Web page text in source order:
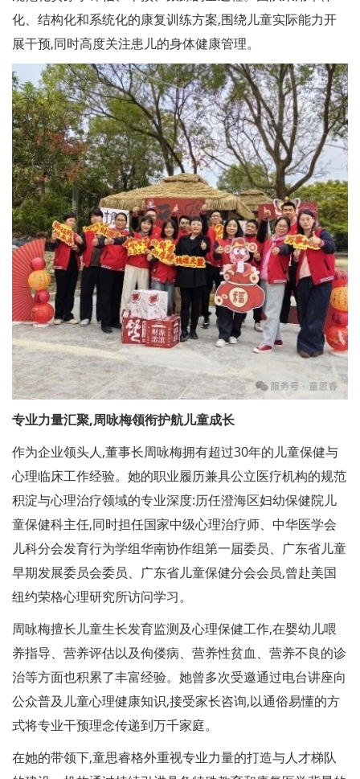
化、结构化和系统化的康复训练方案,围绕儿童实际能力开
展干预,同时高度关注患儿的身体健康管理。
专业力量汇聚,周咏梅领衔护航儿童成长
作为企业领头人,董事长周咏梅拥有超过30年的儿童保健与
心理临床工作经验。她的职业履历兼具公立医疗机构的规范
积淀与心理治疗领域的专业深度:历任澄海区妇幼保健院儿
童保健科主任,同时担任国家中级心理治疗师、中华医学会
儿科分会发育行为学组华南协作组第一届委员、广东省儿童
早期发展委员会委员、广东省儿童保健分会会员,曾赴美国
纽约荣格心理研究所访问学习。
周咏梅擅长儿童生长发育监测及心理保健工作,在婴幼儿喂
养指导、营养评估以及佝偻病、营养性贫血、营养不良的诊
治等方面也积累了丰富经验。她曾多次受邀通过电台讲座向
公众普及儿童心理健康知识,接受家长咨询,以通俗易懂的方
式将专业干预理念传递到万千家庭。
在她的带领下,童思睿格外重视专业力量的打造与人才梯队